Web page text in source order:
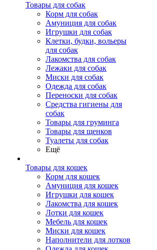
Товары для собак
Корм для собак
Амуниция для собак
Игрушки для собак
Клетки, будки, вольеры
для собак
Лакомства для собак
Лежаки для собак
Миски для собак
Одежда для собак
Переноски для собак
Средства гигиены для
собак
Товары для груминга
Товары для щенков
Туалеты для собак
Ещё
Товары для кошек
Корм для кошек
Амуниция для кошек
Игрушки для кошек
Лакомства для кошек
Лотки для кошек
Мебель для кошек
Миски для кошек
Наполнители для лотков